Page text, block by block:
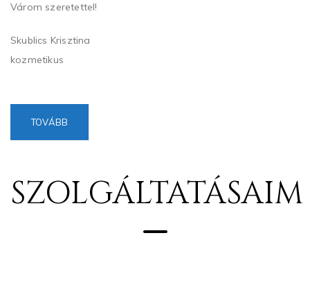
Várom szeretettel!
Skublics Krisztina
kozmetikus
TOVÁBB
SZOLGÁLTATÁSAIM